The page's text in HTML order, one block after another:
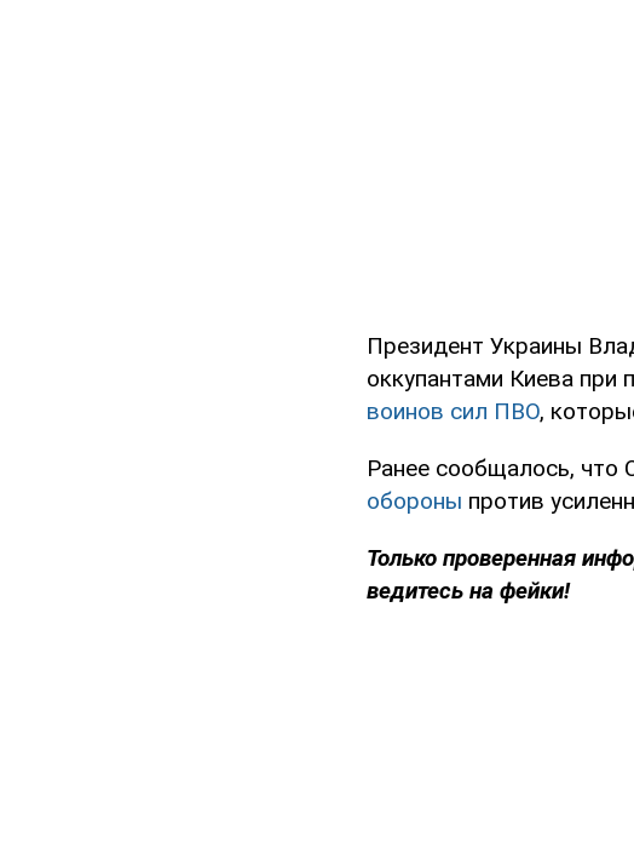
Президент Украины
оккупантами Киева при
воинов сил ПВО,
Ранее сообщалось, что
обороны против
Только проверенная
ведитесь на фейки!